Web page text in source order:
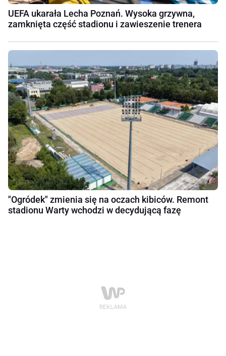
UEFA ukarała Lecha Poznań. Wysoka grzywna,
zamknięta część stadionu i zawieszenie trenera
"Ogródek" zmienia się na oczach kibiców. Remont
stadionu Warty wchodzi w decydującą fazę